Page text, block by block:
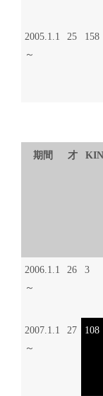
2005.1.1
～
25 158
期間 才 KIN
2006.1.1
～
26 3
2007.1.1
～
27 108